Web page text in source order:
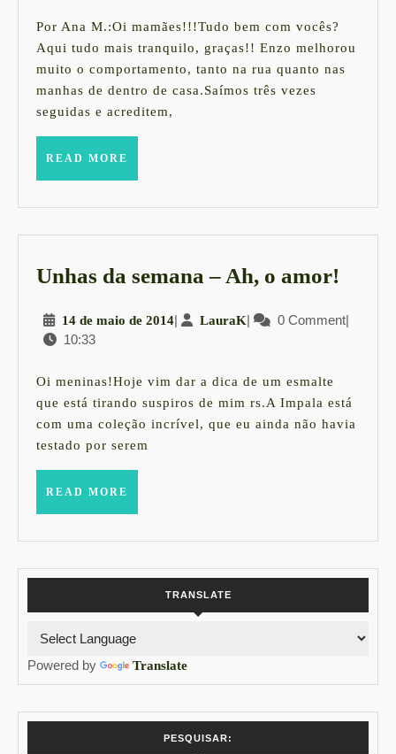
de
desenhos
animados
para
os
pequenos
de
2016
Por Ana M.:Oi mamães!!!Tudo bem com vocês?
Aqui tudo mais tranquilo, graças!! Enzo melhorou
muito o comportamento, tanto na rua quanto nas
manhas de dentro de casa.Saímos três vezes
seguidas e acreditem,
READ MORE
Unhas da semana – Ah, o amor!
o
amor!
14 de maio de 201414
de
2014
| LauraKLauraK
| 0 Comment|
10:33
Oi meninas!Hoje vim dar a dica de um esmalte
que está tirando suspiros de mim rs.A Impala está
com uma coleção incrível, que eu ainda não havia
testado por serem
READ MORE
TRANSLATE
Powered by Translate
PESQUISAR: